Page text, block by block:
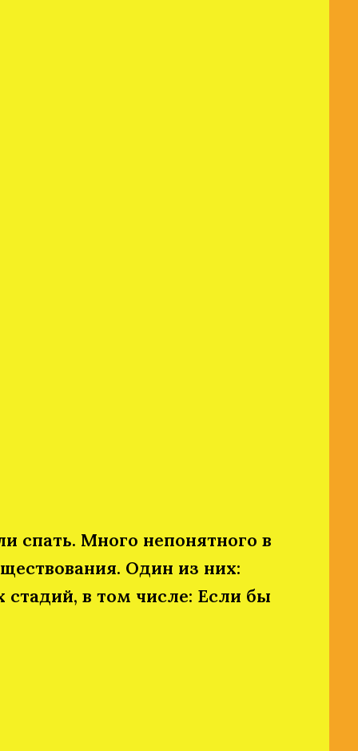
спать. Много непонятного в
Один из них:
в том числе: Если бы